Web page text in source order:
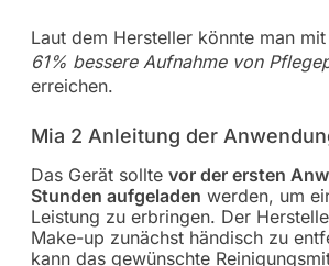
Laut dem Hersteller könnte man
61% bessere Aufnahme von
erreichen.
Mia 2 Anleitung der
Das Gerät sollte vor der ersten
Stunden aufgeladen werden, um
Leistung zu erbringen. Der
Make-up zunächst händisch zu
kann das gewünschte